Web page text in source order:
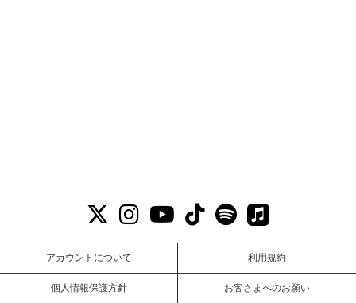
アカウントについて 利用規約
個人情報保護方針 お客さまへのお願い